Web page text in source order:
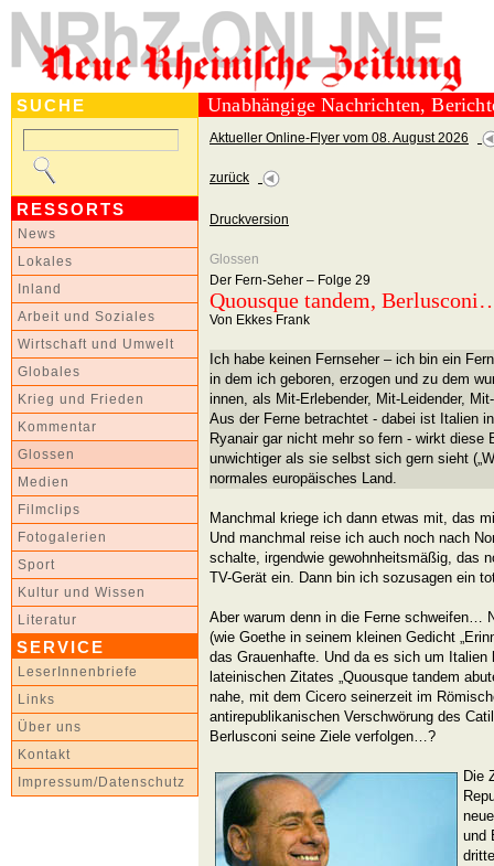
SUCHE
RESSORTS
News
Lokales
Inland
Arbeit und Soziales
Wirtschaft und Umwelt
Globales
Krieg und Frieden
Kommentar
Glossen
Medien
Filmclips
Fotogalerien
Sport
Kultur und Wissen
Literatur
SERVICE
LeserInnenbriefe
Links
Über uns
Kontakt
Impressum/Datenschutz
Unabhängige Nachrichten,
Aktueller Online-Flyer vom 08. August 2026
zurück
Druckversion
Glossen
Der Fern-Seher – Folge 29
Quousque tandem,
Von Ekkes Frank
Ich habe keinen Fernseher – ich bin ein
in dem ich geboren, erzogen und zu dem
innen, als Mit-Erlebender, Mit-Leidender,
Aus der Ferne betrachtet - dabei ist Italien
Ryanair gar nicht mehr so fern - wirkt diese
unwichtiger als sie selbst sich gern sieht
normales europäisches Land.
Manchmal kriege ich dann etwas mit, das
Und manchmal reise ich auch noch nach
schalte, irgendwie gewohnheitsmäßig, das
TV-Gerät ein. Dann bin ich sozusagen ein
Aber warum denn in die Ferne schweifen…
(wie Goethe in seinem kleinen Gedicht
das Grauenhafte. Und da es sich um Italien
lateinischen Zitates „Quousque tandem
nahe, mit dem Cicero seinerzeit im
antirepublikanischen Verschwörung des
Berlusconi seine Ziele verfolgen…?
Die
und